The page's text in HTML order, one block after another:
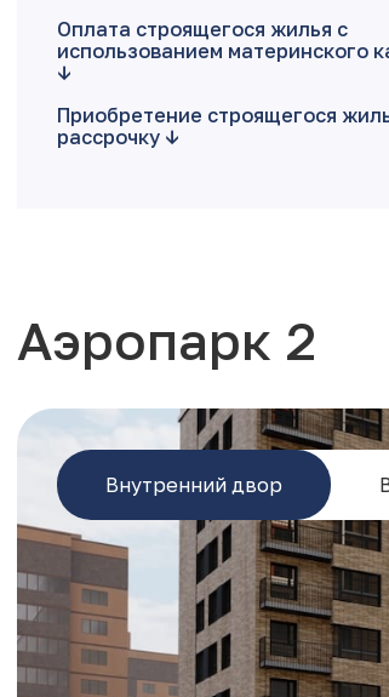
Оплата строящегося жилья с
использованием материнского
Приобретение строящегося
рассрочку
Аэропарк 2
Внутренний двор